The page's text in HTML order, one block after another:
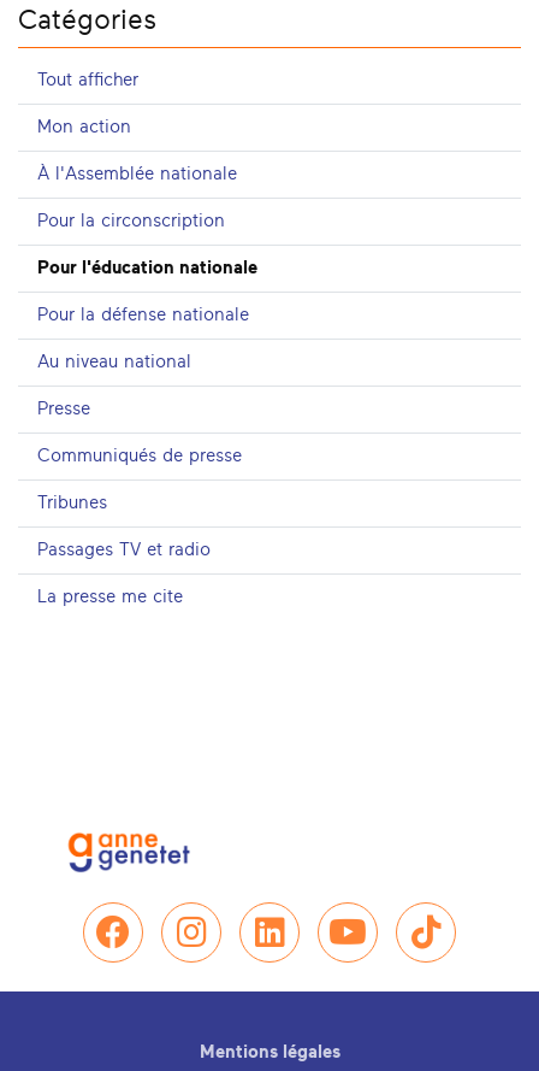
Catégories
Tout afficher
Mon action
À l'Assemblée nationale
Pour la circonscription
Pour l'éducation nationale
Pour la défense nationale
Au niveau national
Presse
Communiqués de presse
Tribunes
Passages TV et radio
La presse me cite
Nous retrouver sur
Nous retrouver sur
Nous retrouver
NousNous
Mentions légales